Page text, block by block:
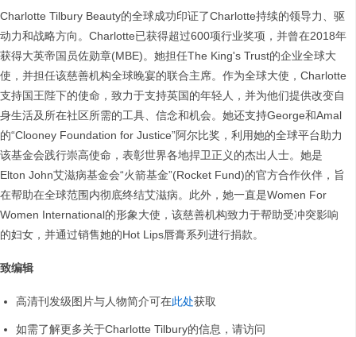
Charlotte Tilbury Beauty的全球成功印证了Charlotte持续的领导力、驱
动力和战略方向。Charlotte已获得超过600项行业奖项，并曾在2018年
获得大英帝国员佐勋章(MBE)。她担任The King's Trust的企业全球大
使，并担任该慈善机构全球晚宴的联合主席。作为全球大使，Charlotte
支持国王陛下的使命，致力于支持英国的年轻人，并为他们提供改变自
身生活及所在社区所需的工具、信念和机会。她还支持George和Amal
的“Clooney Foundation for Justice”阿尔比奖，利用她的全球平台助力
该基金会践行崇高使命，表彰世界各地捍卫正义的杰出人士。她是
Elton John艾滋病基金会“火箭基金”(Rocket Fund)的官方合作伙伴，旨
在帮助在全球范围内彻底终结艾滋病。此外，她一直是Women For
Women International的形象大使，该慈善机构致力于帮助受冲突影响
的妇女，并通过销售她的Hot Lips唇膏系列进行捐款。
致编辑
高清刊发级图片与人物简介可在此处获取
如需了解更多关于Charlotte Tilbury的信息，请访问